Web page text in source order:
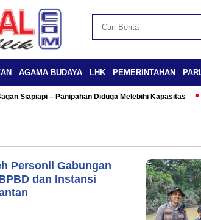
AGAMA BUDAYA LHK PEMERINTAHAN
Siapiapi – Panipahan Diduga Melebihi Kapasitas
Personil Gabungan
dan Instansi